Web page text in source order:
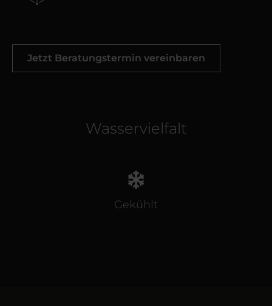
Jetzt Beratungstermin vereinbaren
Wasservielfalt
Gekühlt